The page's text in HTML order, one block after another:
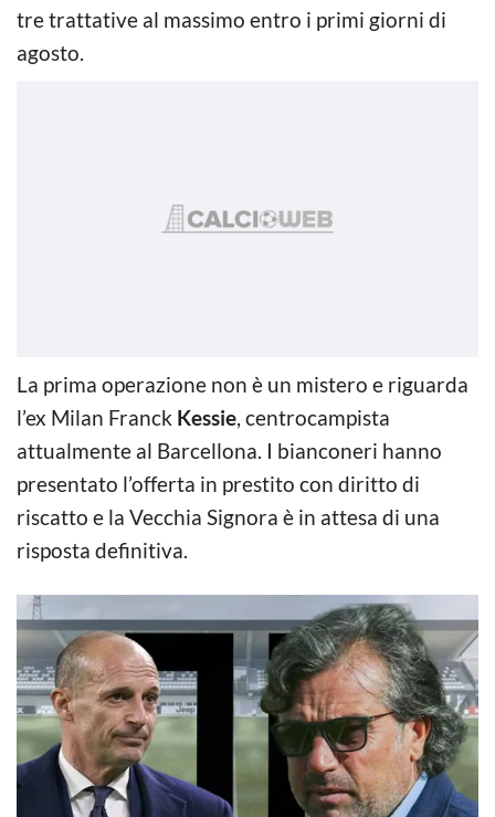
tre trattative al massimo entro i primi giorni di
agosto.
La prima operazione non è un mistero e riguarda
l’ex Milan Franck Kessie, centrocampista
attualmente al Barcellona. I bianconeri hanno
presentato l’offerta in prestito con diritto di
riscatto e la Vecchia Signora è in attesa di una
risposta definitiva.